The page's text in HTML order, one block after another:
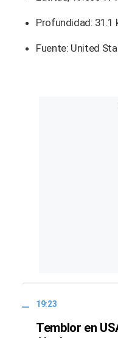
Profundidad: 31.1
Fuente: United
19:23
Temblor en